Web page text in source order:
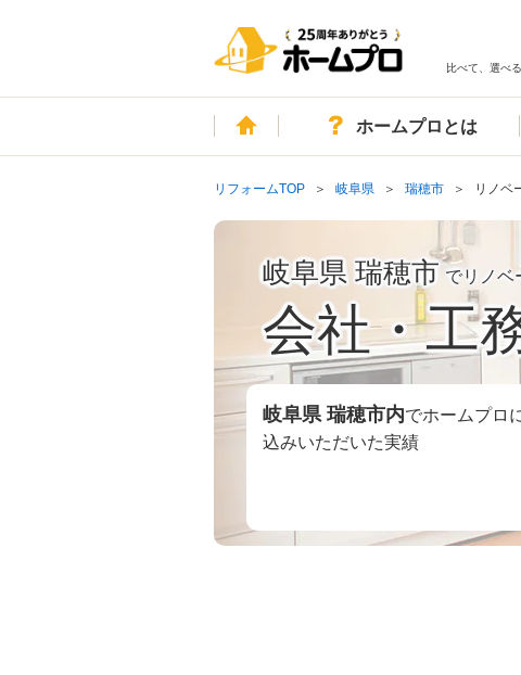
比べて、選べ
ホームホームプロとは
リフォームTOP 岐阜県 瑞穂市 リノベ
岐阜県 瑞穂市 でリノベ
会社・工
岐阜県 瑞穂市内でホームプロ
込みいただいた実績